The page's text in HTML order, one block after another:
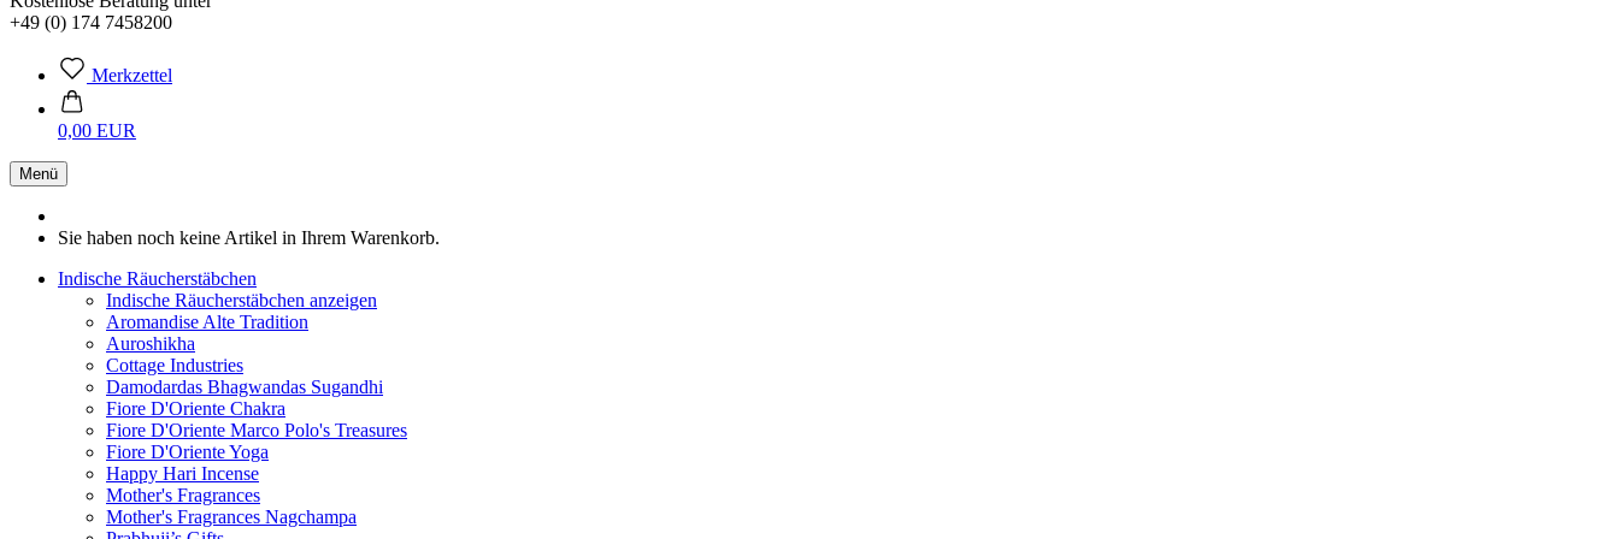
+49 (0) 174 7458200
Merkzettel
0,00 EUR
Menü
Sie haben noch keine Artikel in Ihrem Warenkorb.
Indische Räucherstäbchen
Indische Räucherstäbchen anzeigen
Aromandise Alte Tradition
Auroshikha
Cottage Industries
Damodardas Bhagwandas Sugandhi
Fiore D'Oriente Chakra
Fiore D'Oriente Marco Polo's Treasures
Fiore D'Oriente Yoga
Happy Hari Incense
Mother's Fragrances
Mother's Fragrances Nagchampa